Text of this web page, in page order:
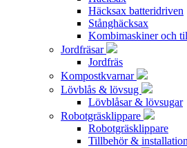
Häcksax batteridriven
Stånghäcksax
Kombimaskiner och
Jordfräsar
Jordfräs
Kompostkvarnar
Lövblås & lövsug
Lövblåsar & lövsugar
Robotgräsklippare
Robotgräsklippare
Tillbehör &